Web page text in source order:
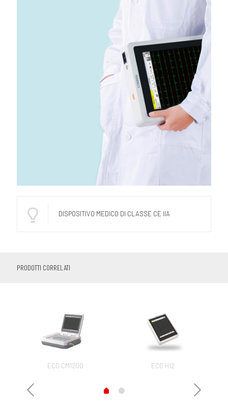
DISPOSITIVO MEDICO DI CLASSE CE IIA
PRODOTTI CORRELATI
ECG CM1200 ECG H12